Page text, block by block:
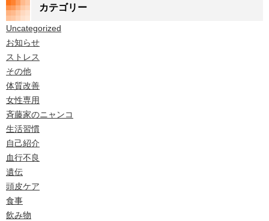
カテゴリー
Uncategorized
お知らせ
ストレス
その他
体質改善
女性専用
斉藤家のニャンコ
生活習慣
自己紹介
血行不良
遺伝
頭皮ケア
食事
飲み物